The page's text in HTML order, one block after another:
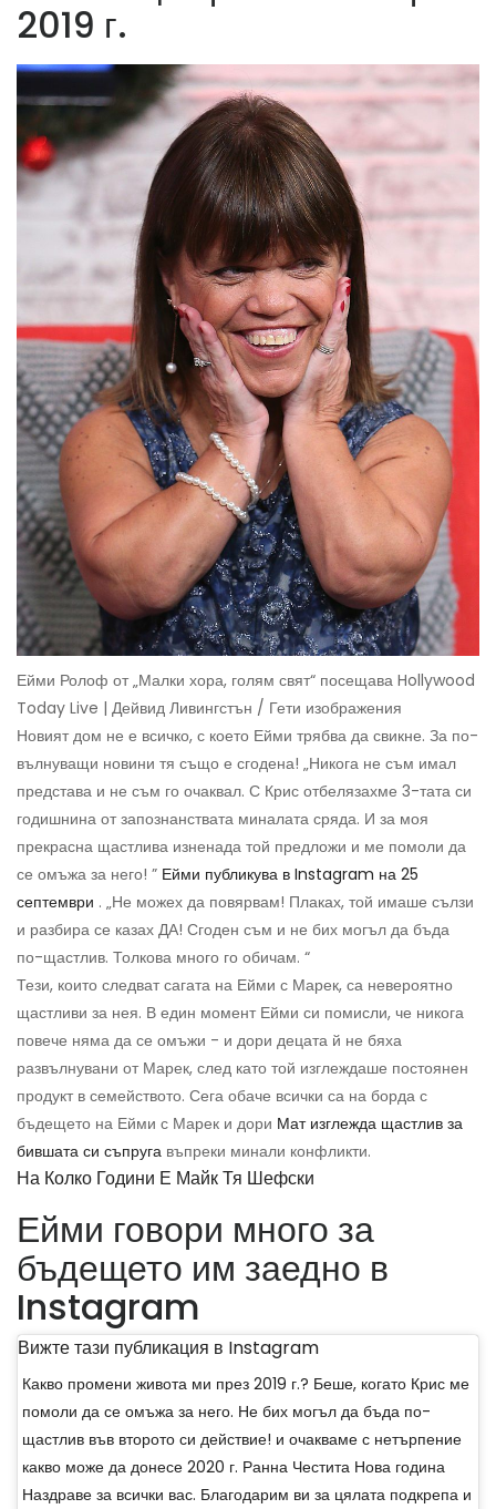
2019 г.
Ейми Ролоф от „Малки хора, голям свят“ посещава Hollywood
Today Live | Дейвид Ливингстън / Гети изображения
Новият дом не е всичко, с което Ейми трябва да свикне. За по-
вълнуващи новини тя също е сгодена! „Никога не съм имал
представа и не съм го очаквал. С Крис отбелязахме 3-тата си
годишнина от запознанствата миналата сряда. И за моя
прекрасна щастлива изненада той предложи и ме помоли да
се омъжа за него! ” Ейми публикува в Instagram на 25
септември . „Не можех да повярвам! Плаках, той имаше сълзи
и разбира се казах ДА! Сгоден съм и не бих могъл да бъда
по-щастлив. Толкова много го обичам. “
Тези, които следват сагата на Ейми с Марек, са невероятно
щастливи за нея. В един момент Ейми си помисли, че никога
повече няма да се омъжи - и дори децата й не бяха
развълнувани от Марек, след като той изглеждаше постоянен
продукт в семейството. Сега обаче всички са на борда с
бъдещето на Ейми с Марек и дори Мат изглежда щастлив за
бившата си съпруга въпреки минали конфликти.
На Колко Години Е Майк Тя Шефски
Ейми говори много за
бъдещето им заедно в
Instagram
Вижте тази публикация в Instagram
Какво промени живота ми през 2019 г.? Беше, когато Крис ме
помоли да се омъжа за него. Не бих могъл да бъда по-
щастлив във второто си действие! и очакваме с нетърпение
какво може да донесе 2020 г. Ранна Честита Нова година
Наздраве за всички вас. Благодарим ви за цялата подкрепа и